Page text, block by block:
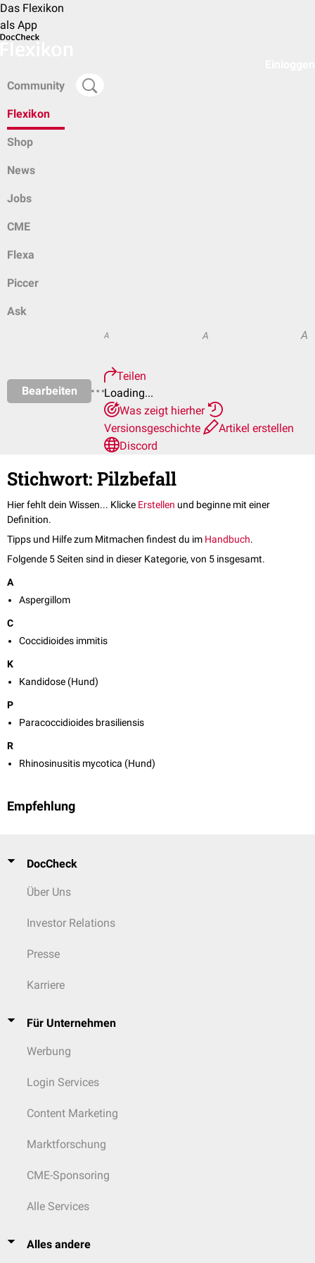
Das Flexikon
als App
Community
Flexikon
Shop
News
Jobs
CME
Flexa
Piccer
Ask
Bearbeiten
A A A
Teilen
Loading...
Was zeigt hierher
Versionsgeschichte
Artikel erstellen
Discord
Stichwort: Pilzbefall
Hier fehlt dein Wissen... Klicke Erstellen und beginne mit einer
Definition.
Tipps und Hilfe zum Mitmachen findest du im Handbuch.
Folgende 5 Seiten sind in dieser Kategorie, von 5 insgesamt.
A
Aspergillom
C
Coccidioides immitis
K
Kandidose (Hund)
P
Paracoccidioides brasiliensis
R
Rhinosinusitis mycotica (Hund)
Empfehlung
DocCheck
Über Uns
Investor Relations
Presse
Karriere
Für Unternehmen
Werbung
Login Services
Content Marketing
Marktforschung
CME-Sponsoring
Alle Services
Alles andere